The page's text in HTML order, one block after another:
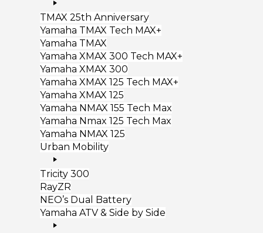
TMAX 25th Anniversary
Yamaha TMAX Tech MAX+
Yamaha TMAX
Yamaha XMAX 300 Tech MAX+
Yamaha XMAX 300
Yamaha XMAX 125 Tech MAX+
Yamaha XMAX 125
Yamaha NMAX 155 Tech Max
Yamaha Nmax 125 Tech Max
Yamaha NMAX 125
Urban Mobility
Tricity 300
RayZR
NEO’s Dual Battery
Yamaha ATV & Side by Side